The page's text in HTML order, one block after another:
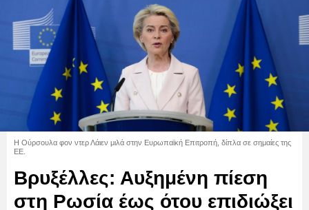
Η Ούρσουλα φον ντερ Λάιεν μιλά στην Ευρωπαϊκή Επιτροπή, δίπλα σε σημαίες της
ΕΕ.
Βρυξέλλες: Αυξημένη πίεση
στη Ρωσία έως ότου επιδιώξει